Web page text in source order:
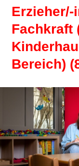
Erzieher/-
Fachkraft
Bereich)